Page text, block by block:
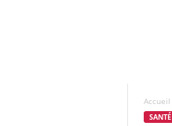
Accueil
SANTÉ